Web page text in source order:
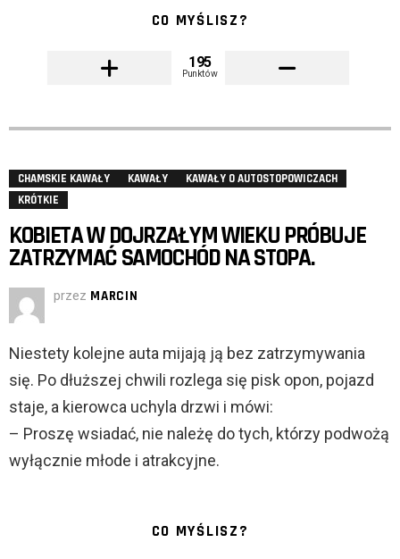
CO MYŚLISZ?
195
Punktów
CHAMSKIE KAWAŁY KAWAŁY
KAWAŁY O AUTOSTOPOWICZACH
KRÓTKIE
KOBIETA W DOJRZAŁYM WIEKU PRÓBUJE
ZATRZYMAĆ SAMOCHÓD NA STOPA.
przez MARCIN
Niestety kolejne auta mijają ją bez zatrzymywania
się. Po dłuższej chwili rozlega się pisk opon, pojazd
staje, a kierowca uchyla drzwi i mówi:
– Proszę wsiadać, nie należę do tych, którzy podwożą
wyłącznie młode i atrakcyjne.
CO MYŚLISZ?